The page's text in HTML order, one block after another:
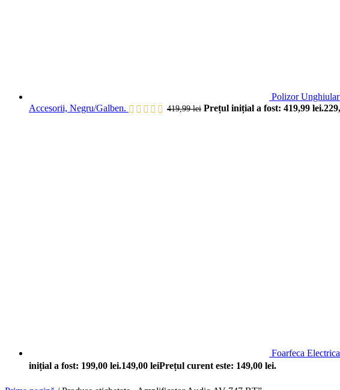
Polizor
Accesorii, Negru/Galben.
419,99lei Prețul inițial a fost: 419,99 lei.
Foarfeca
inițial a fost: 199,00 lei.149,00 leiPrețul curent este: 149,00 lei.